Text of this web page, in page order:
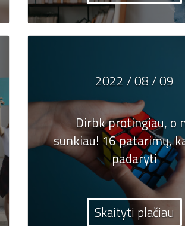
2022 / 08 / 09
Dirbk protingiau, o
sunkiau! 16 patarimų,
padaryti
Skaityti plačiau